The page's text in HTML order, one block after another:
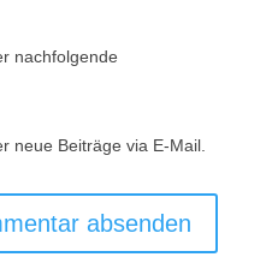
nachfolgende
neue Beiträge via E-Mail.